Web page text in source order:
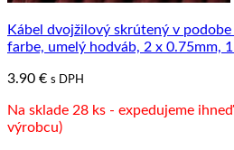
Kábel dvojžilový skrútený v
farbe, umelý hodváb, 2 x 0.75mm,
3.90 € s DPH
Na sklade 28 ks - expedujeme
výrobcu)